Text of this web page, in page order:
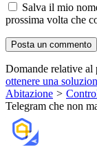
Salva il mio
prossima volta che
Domande relative al
ottenere una
Abitazione >
Telegram che non